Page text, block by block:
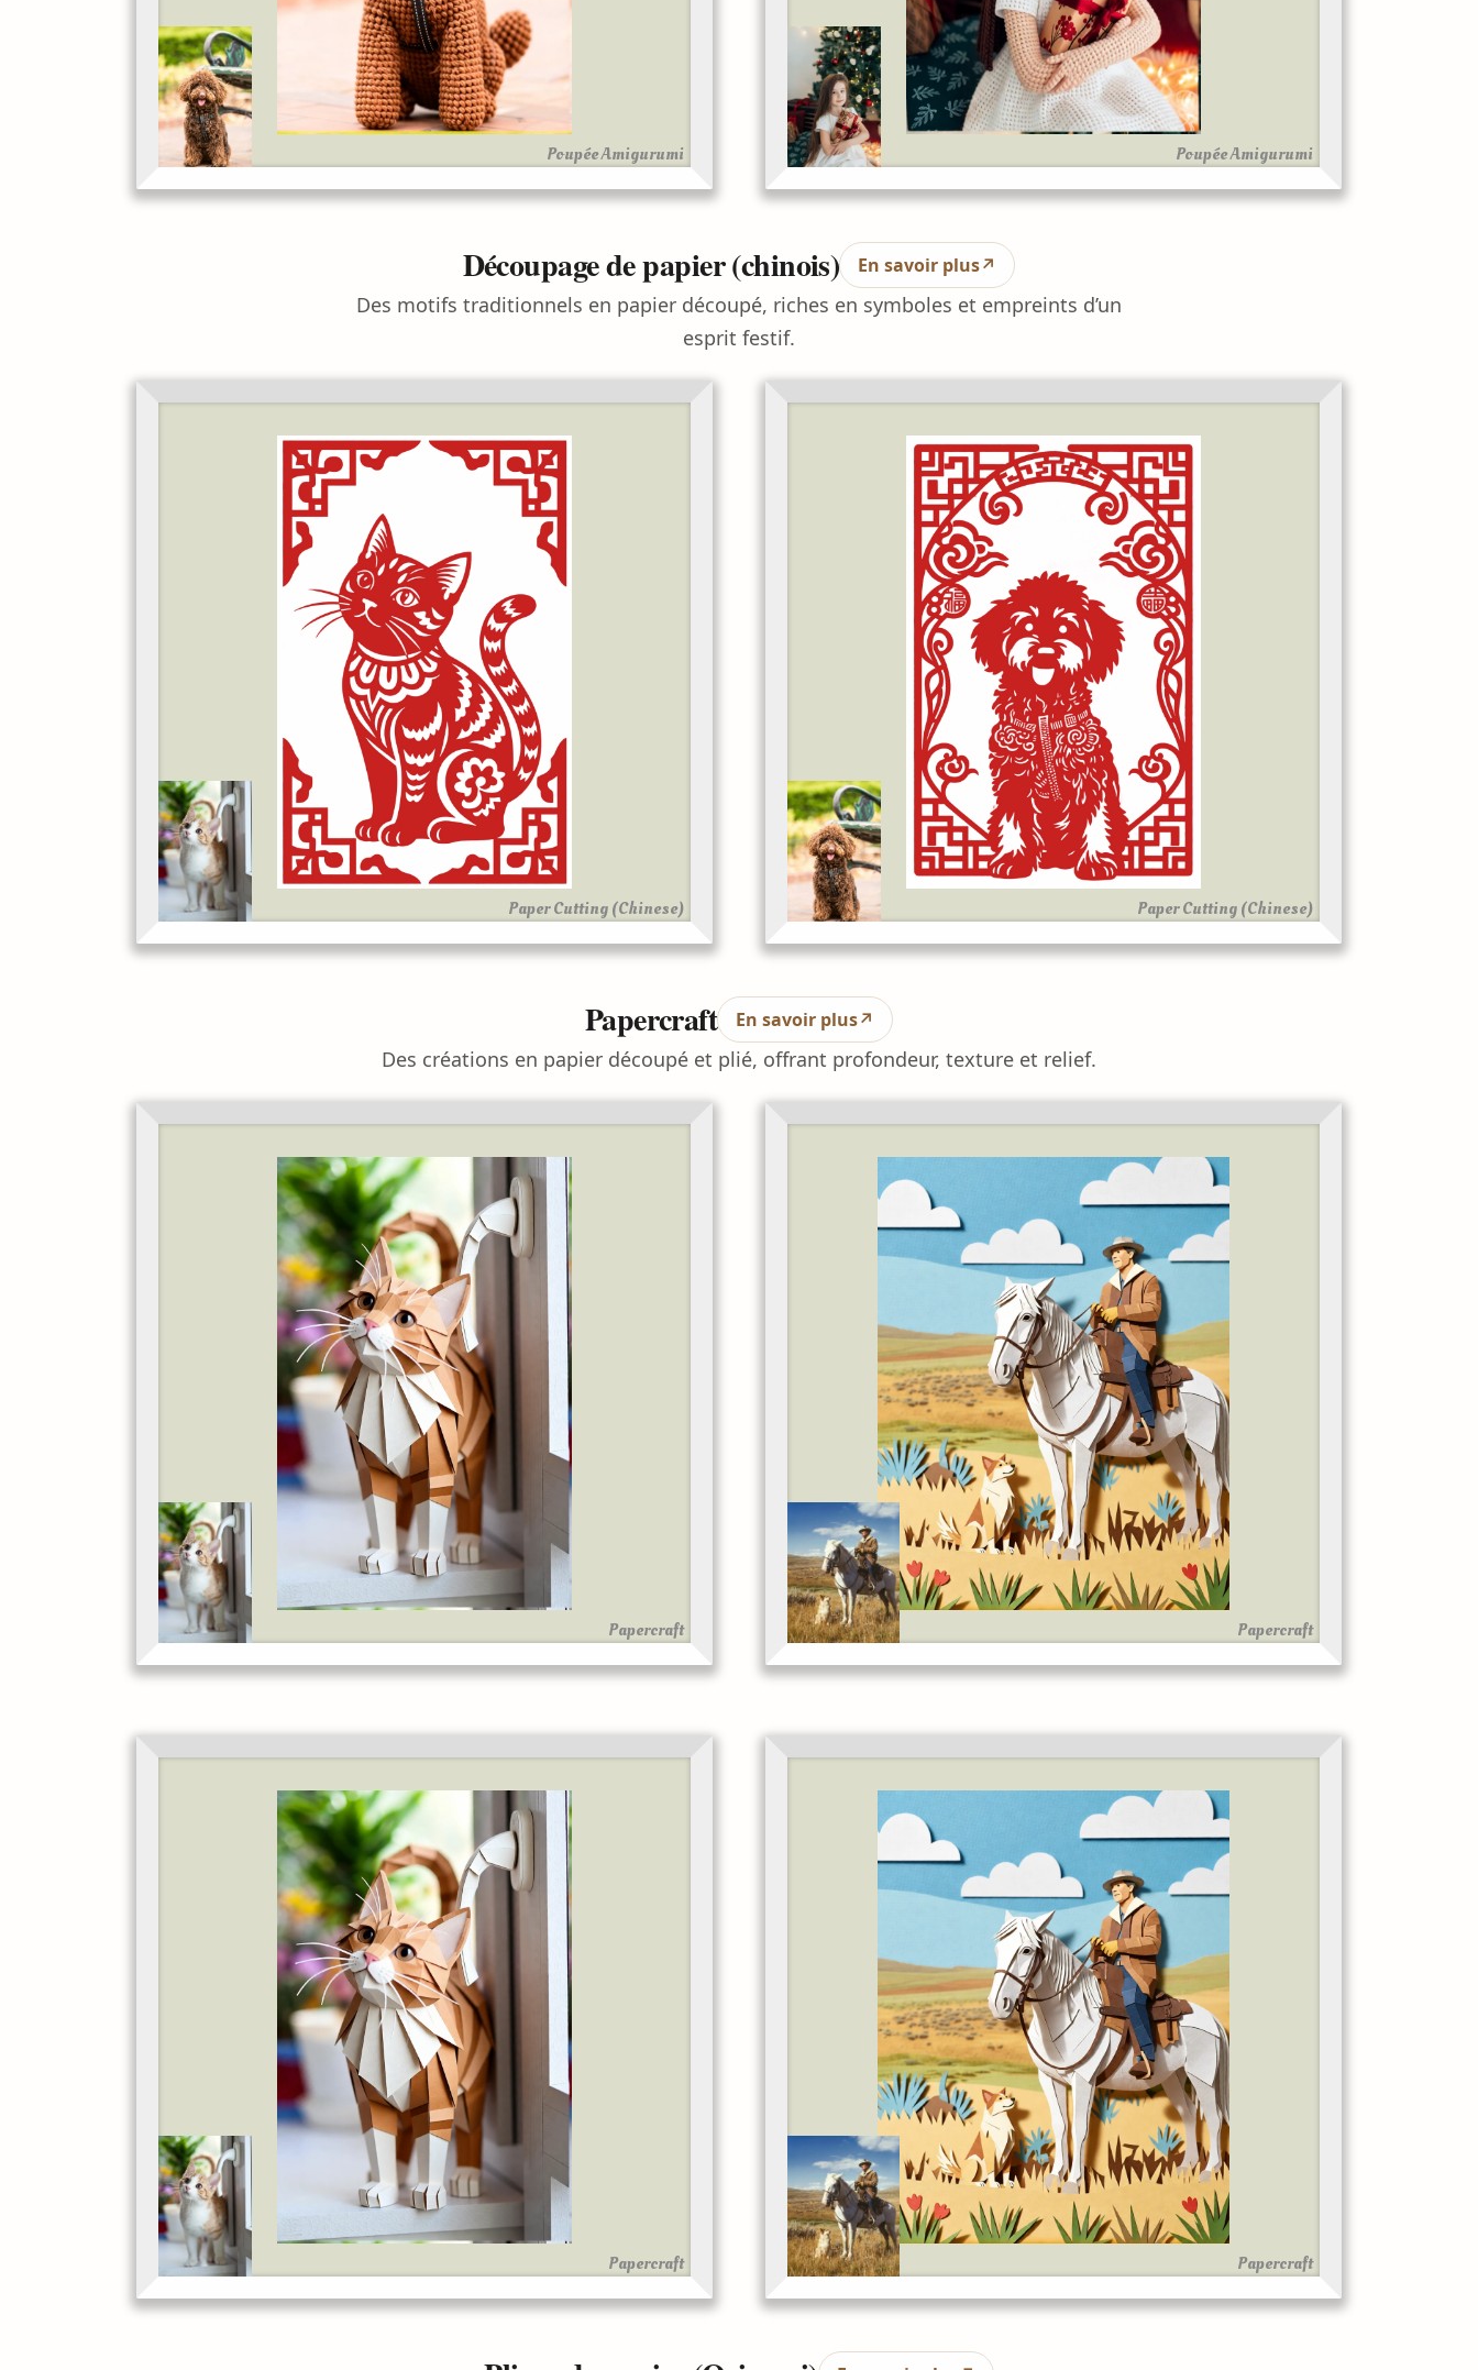
Poupée Amigurumi Poupée Amigurumi
Découpage de papier (chinois) En savoir plus↗
Des motifs traditionnels en papier découpé, riches en symboles et empreints d’un
esprit festif.
Paper Cutting (Chinese) Paper Cutting (Chinese)
Papercraft En savoir plus↗
Des créations en papier découpé et plié, offrant profondeur, texture et relief.
Papercraft Papercraft
Papercraft Papercraft